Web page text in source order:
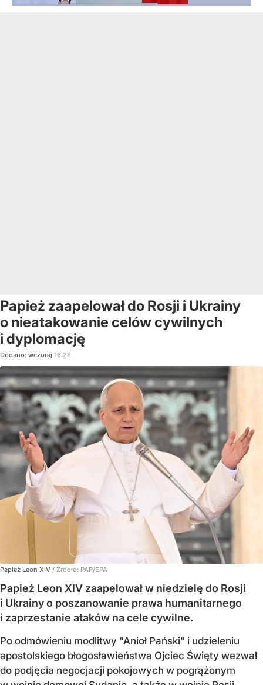
Papież zaapelował do Rosji i Ukrainy
o nieatakowanie celów cywilnych
i dyplomację
Dodano: wczoraj 16:28
Papież Leon XIV / Źródło: PAP/EPA
Papież Leon XIV zaapelował w niedzielę do Rosji
i Ukrainy o poszanowanie prawa humanitarnego
i zaprzestanie ataków na cele cywilne.
Po odmówieniu modlitwy "Anioł Pański" i udzieleniu
apostolskiego błogosławieństwa Ojciec Święty wezwał
do podjęcia negocjacji pokojowych w pogrążonym